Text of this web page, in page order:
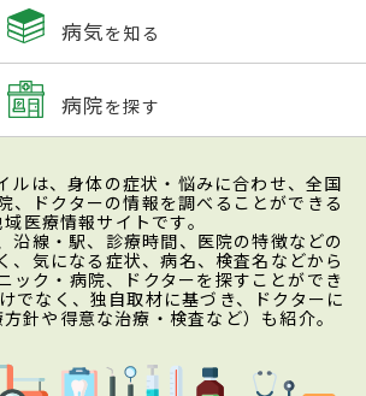
病気を知る
病院を探す
ルは、身体の症状・悩みに合わせ、全国
、ドクターの情報を調べることができる
域医療情報サイトです。
沿線・駅、診療時間、医院の特徴などの
、気になる症状、病名、検査名などから
ック・病院、ドクターを探すことができ
でなく、独自取材に基づき、ドクターに
針や得意な治療・検査など）も紹介。